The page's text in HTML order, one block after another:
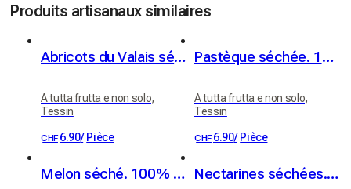
Produits artisanaux similaires
Abricots du Valais séchés. 100% fruit
A tutta frutta e non solo,
Tessin
CHF 6.90/ Pièce
Pastèque séchée. 100% fruit
A tutta frutta e non solo,
Tessin
CHF 6.90/ Pièce
Melon séché. 100% fruit Nectarines séchées. 100% fruit